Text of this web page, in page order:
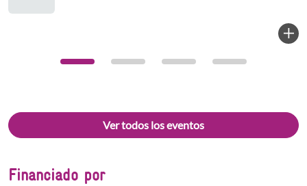
Ver todos los eventos
Financiado por